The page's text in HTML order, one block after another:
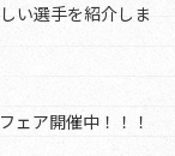
い選手を紹介しま
ェア開催中！！！